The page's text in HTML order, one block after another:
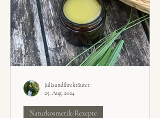
Naturkosmetik-Rezepte
juliaundihrekräuter
25. Aug. 2024